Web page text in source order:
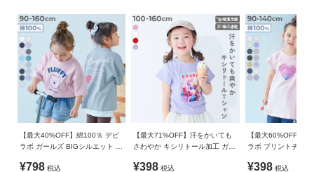
【最大40%OFF】綿100％ デビ
ラボ ガールズ BIGシルエット プ
¥798 税込
【最大71%OFF】汗をかいても
さわやか キシリトール加工 ガー
¥398 税込
【最大60%OFF】
ラボ プリントチュ
¥398 税込